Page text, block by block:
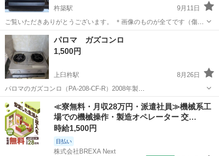
杵築駅
9月11日
ご覧いただきありがとうございます。 ＊画像のものが全てです（傷、
汚れ、スレ、欠品等画像参照） ＊簡易清掃済み ＊グリルの蓋が閉まり
にくいです！(やや浮きあり)
大分 杵築市 キッチン家電
パロマ ガズコンロ
1,500円
上臼杵駅
8月26日
パロマのガズコンロ（PA-208-CF-R）2008年製
https://www.paloma.co.jp/support/explanatory/pdf/table_conro/PA-
208CF.pdf 中古。...
大分 臼杵市 上臼杵駅 キッチン家電 パロマ
≪寮無料・月収28万円・派遣社員≫機械系工
場での機械操作・製造オペレーター 交…
時給1,500円
日払い
株式会社BREXA Next